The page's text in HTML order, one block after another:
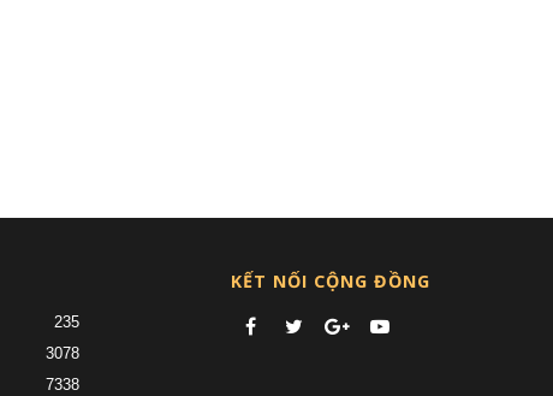
235
3078
7338
KẾT NỐI CỘNG ĐỒNG